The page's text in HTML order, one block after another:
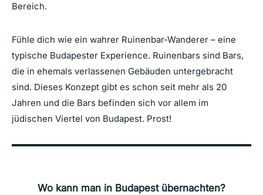
Bereich.
Fühle dich wie ein wahrer Ruinenbar-Wanderer – eine
typische Budapester Experience. Ruinenbars sind Bars,
die in ehemals verlassenen Gebäuden untergebracht
sind. Dieses Konzept gibt es schon seit mehr als 20
Jahren und die Bars befinden sich vor allem im
jüdischen Viertel von Budapest. Prost!
Wo kann man in Budapest übernachten?